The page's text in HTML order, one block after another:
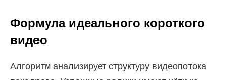
Формула идеального короткого
видео
Алгоритм анализирует структуру видеопотока